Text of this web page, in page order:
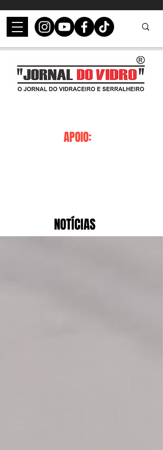
APOIO:
NOTÍCIAS